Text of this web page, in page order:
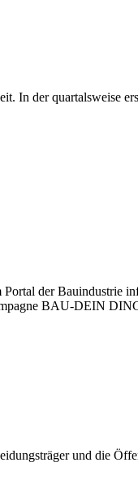
In der quartalsweise
der Bauindustrie
BAU-DEIN
und die